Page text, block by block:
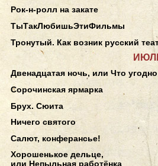
Рок-н-ролл на закате
ТыТакЛюбишьЭтиФильмы
Тронутый. Как возник русский
Двенадцатая ночь, или Что угодно
Сорочинская ярмарка
Брух. Сюита
Ничего святого
Салют, конферансье!
Хорошенькое дельце,
или Непыльная работёнка